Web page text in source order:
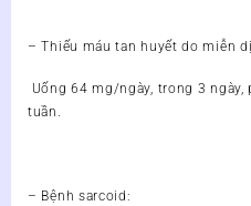
– Thiếu máu tan huyết do miễn
Uống 64 mg/ngày, trong 3
tuần.
– Bệnh sarcoid: